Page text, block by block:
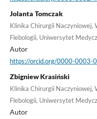
Jolanta Tomczak
Klinika Chirurgii Naczyniowej,
Flebologii, Uniwersytet
Autor
https://orcid.org/0000-0003-
Zbigniew Krasiński
Klinika Chirurgii Naczyniowej,
Flebologii, Uniwersytet
Autor